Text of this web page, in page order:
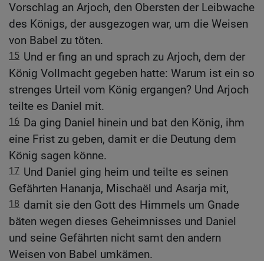
Vorschlag an Arjoch, den Obersten der Leibwache
des Königs, der ausgezogen war, um die Weisen
von Babel zu töten.
15 Und er fing an und sprach zu Arjoch, dem der
König Vollmacht gegeben hatte: Warum ist ein so
strenges Urteil vom König ergangen? Und Arjoch
teilte es Daniel mit.
16 Da ging Daniel hinein und bat den König, ihm
eine Frist zu geben, damit er die Deutung dem
König sagen könne.
17 Und Daniel ging heim und teilte es seinen
Gefährten Hananja, Mischaël und Asarja mit,
18 damit sie den Gott des Himmels um Gnade
bäten wegen dieses Geheimnisses und Daniel
und seine Gefährten nicht samt den andern
Weisen von Babel umkämen.